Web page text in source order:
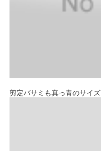
剪定バサミも真っ青のサイズ